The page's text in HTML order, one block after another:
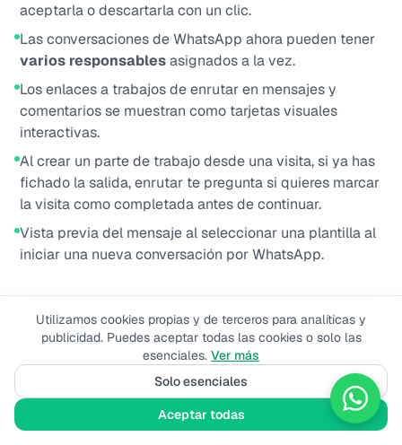
aceptarla o descartarla con un clic.
Las conversaciones de WhatsApp ahora pueden tener
varios responsablesasignados a la vez.
Los enlaces a trabajos de enrutar en mensajes y
comentarios se muestran como tarjetas visuales
interactivas.
Al crear un parte de trabajo desde una visita, si ya has
fichado la salida, enrutar te pregunta si quieres marcar
la visita como completada antes de continuar.
Vista previa del mensaje al seleccionar una plantilla al
iniciar una nueva conversación por WhatsApp.
4 de marzo de 2026
Chat de WhatsApp mejorado: selector unificado de
teléfono y plantilla al iniciar conversaciones, envío
asíncrono de mensajes y deduplicación de mensajes
Utilizamos cookies propias y de terceros para analíticas y
publicidad. Puedes aceptar todas las cookies o solo las
esenciales. Ver más
Solo esenciales
Aceptar todas